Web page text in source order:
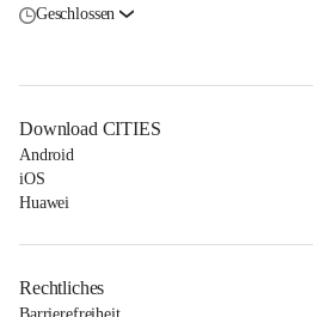
Geschlossen
Download CITIES
Android
iOS
Huawei
Rechtliches